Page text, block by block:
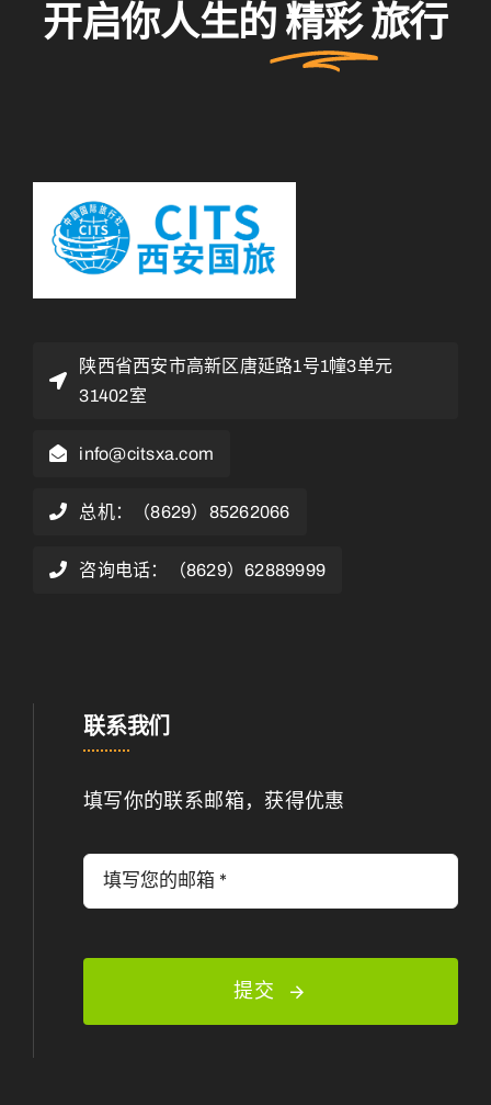
开启你人生的 精彩 旅行
陕西省西安市高新区唐延路1号1幢3单元
31402室
info@citsxa.com
总机：（8629）85262066
咨询电话：（8629）62889999
联系我们
填写你的联系邮箱，获得优惠
提交